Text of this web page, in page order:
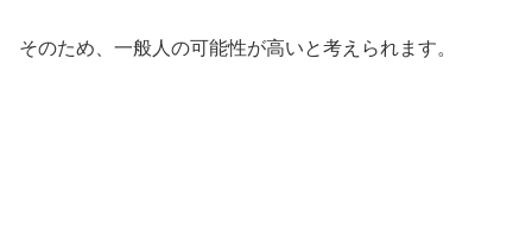
そのため、一般人の可能性が高いと考えられます。